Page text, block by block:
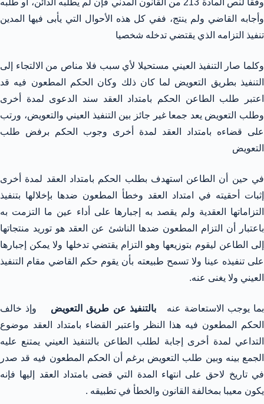
وأجابه القاضي ولم ينتج، ففي كل هذه الأحوال التي يأبى فيها المدين
تنفيذ التزامه الذي يقتضي تدخله شخصيا
وكلما صار التنفيذ العيني مستحيلا لأي سبب فلا مناص من الالتجاء إلى
التنفيذ بطريق التعويض لما كان ذلك وكان الحكم المطعون فيه قد
اعتبر طلب الطاعن الحكم بامتداد العقد سند الدعوى لمدة أخرى
وطلب التعويض يعد جمعا غير جائز بين التنفيذ العيني والتعويض، ورتب
على قضاءه بامتداد العقد لمدة أخرى وجوب الحكم برفض طلب
التعويض
في حين أن الطاعن استهدف بطلب الحكم بامتداد العقد لمدة أخرى
إثبات أحقيته في امتداد العقد وخطأ المطعون ضدها بإخلالها بتنفيذ
التزاماتها العقدية ولم يقصد به إجبارها على أداء عين ما التزمت به
باعتبار أن التزام المطعون ضدها الناشئ عن العقد هو توريد منتجاتها
إلى الطاعن ليقوم بتوزيعها وهو التزام يقتضي تدخلها ولا يمكن إجبارها
على تنفيذه عينا ولا تسمح طبيعته بأن يقوم حكم القاضي مقام التنفيذ
العيني ولا يغنى عنه.
بما يوجب الاستعاضة عنهبالتنفيذ عن طريق التعويض وإذ خالف
الحكم المطعون فيه هذا النظر واعتبر القضاء بامتداد العقد موضوع
التداعي لمدة أخرى إجابة لطلب الطاعن بالتنفيذ العيني يمتنع عليه
الجمع بينه وبين طلب التعويض برغم أن الحكم المطعون فيه قد صدر
في تاريخ لاحق على انتهاء المدة التي قضى بامتداد العقد إليها فإنه
يكون معيبا بمخالفة القانون والخطأ في تطبيقه .